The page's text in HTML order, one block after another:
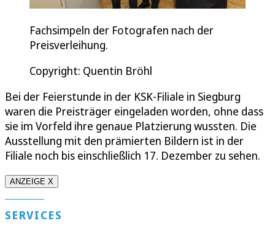
Fachsimpeln der Fotografen nach der
Preisverleihung.
Copyright: Quentin Bröhl
Bei der Feierstunde in der KSK-Filiale in Siegburg
waren die Preisträger eingeladen worden, ohne dass
sie im Vorfeld ihre genaue Platzierung wussten. Die
Ausstellung mit den prämierten Bildern ist in der
Filiale noch bis einschließlich 17. Dezember zu sehen.
ANZEIGE X
SERVICES